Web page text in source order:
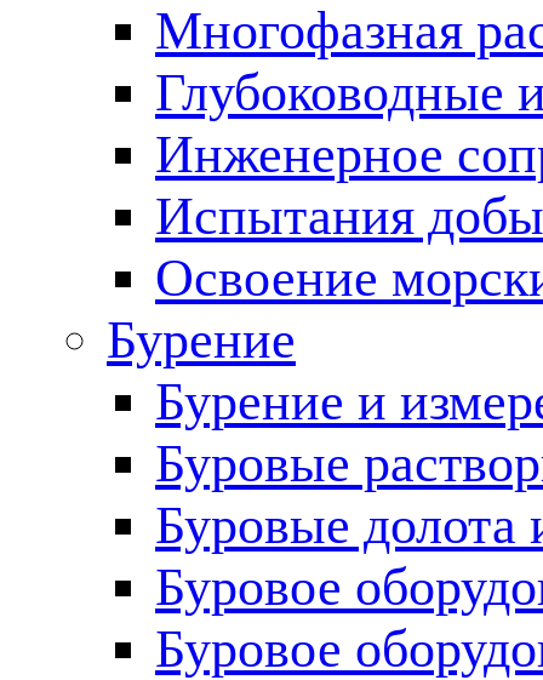
Многофазная
Глубоководные
Инженерное
Испытания
Освоение
Бурение
Бурение и
Буровые
Буровые долота
Буровое
Буровое